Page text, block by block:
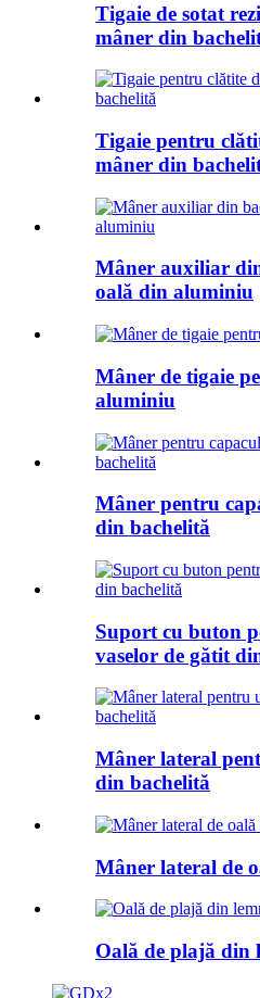
Tigaie de sotat
mâner din
Tigaie pentru
mâner din
Mâner auxiliar
oală din aluminiu
Mâner de tigaie
aluminiu
Mâner pentru
din bachelită
Suport cu buton
vaselor de gătit
Mâner lateral
din bachelită
Mâner lateral de
Oală de plajă din